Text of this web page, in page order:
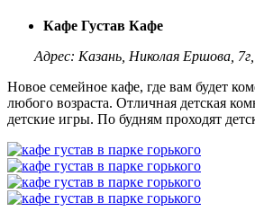
Кафе Густав Кафе
Адрес: Казань, Николая Ершова, 7г,
Новое семейное кафе, где вам будет
любого возраста. Отличная детская
детские игры. По будням проходят